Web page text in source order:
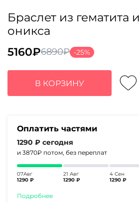
Браслет из гематита
оникса
6890₽
Первоначальная
цена
составляла
6890₽.
5160₽
Текущая
цена:
5160₽.
-25%
В КОРЗИНУ
Оплатить частями
1290 ₽ сегодня
и 3870₽ потом, без переплат
07Авг
1290 ₽
21 Авг
1290 ₽
4 Сен
1290 ₽
Подробнее